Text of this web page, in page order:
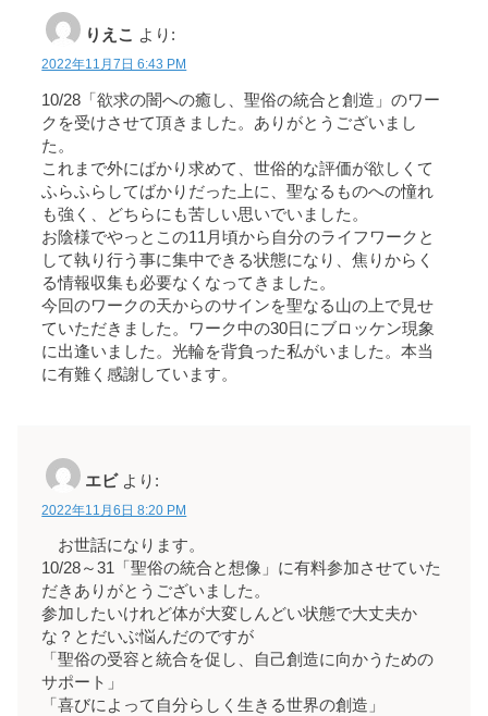
りえこ より:
2022年11月7日 6:43 PM
10/28「欲求の闇への癒し、聖俗の統合と創造」のワー
クを受けさせて頂きました。ありがとうございまし
た。
これまで外にばかり求めて、世俗的な評価が欲しくて
ふらふらしてばかりだった上に、聖なるものへの憧れ
も強く、どちらにも苦しい思いでいました。
お陰様でやっとこの11月頃から自分のライフワークと
して執り行う事に集中できる状態になり、焦りからく
る情報収集も必要なくなってきました。
今回のワークの天からのサインを聖なる山の上で見せ
ていただきました。ワーク中の30日にブロッケン現象
に出逢いました。光輪を背負った私がいました。本当
に有難く感謝しています。
エビ より:
2022年11月6日 8:20 PM
お世話になります。
10/28～31「聖俗の統合と想像」に有料参加させていた
だきありがとうございました。
参加したいけれど体が大変しんどい状態で大丈夫か
な？とだいぶ悩んだのですが
「聖俗の受容と統合を促し、自己創造に向かうための
サポート」
「喜びによって自分らしく生きる世界の創造」